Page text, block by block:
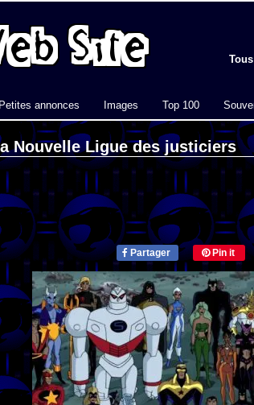
Petites annonces Images Top 100
Nouvelle Ligue des justiciers
Partager Pin it